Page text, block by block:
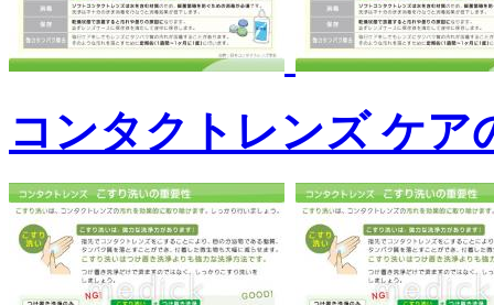
コンタクトレンズ ケア